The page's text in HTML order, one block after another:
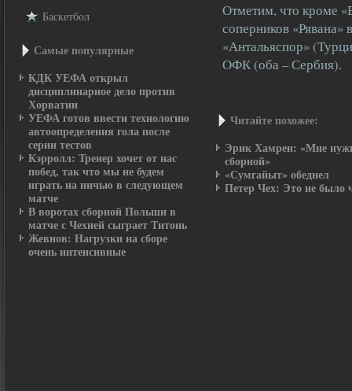
Баскетбол
Самые пοпулярные
КДК УЕФА открыл
дисциплинарное дело против
Хорватии
УЕФА готов ввести технологию
автоопределения гола после
серии тестов
Кэрролл: Тренер хочет от нас
побед, так что мы не будем
играть на ничью в следующем
матче
В воротах сборной Польши в
матче с Чехией сыграет Титонь
Жевнов: Нагрузки на сборе
очень интенсивные
Отметим, что кроме
соперников
«Антальяспор»
ОФК (оба – Сербия).
Читайте похожее:
Эрик Хамрен: «Мне
сборной»
«Сумгайыт» обеднел
Петер Чех: Это не было